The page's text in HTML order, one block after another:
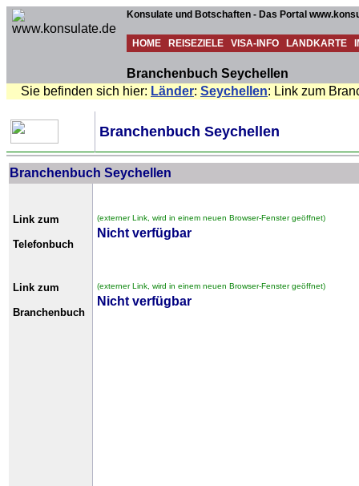
Konsulate und Botschaften - Das Portal
HOME REISEZIELE VISA-INFO LANDKARTE
Branchenbuch Seychellen
Sie befinden sich hier: Länder: Seychellen: Link zum
Branchenbuch Seychellen
Branchenbuch Seychellen
Link zum
Telefonbuch
(externer Link, wird in einem neuen Browser-Fenster geöffnet)
Nicht verfügbar
Link zum
Branchenbuch
(externer Link, wird in einem neuen Browser-Fenster geöffnet)
Nicht verfügbar